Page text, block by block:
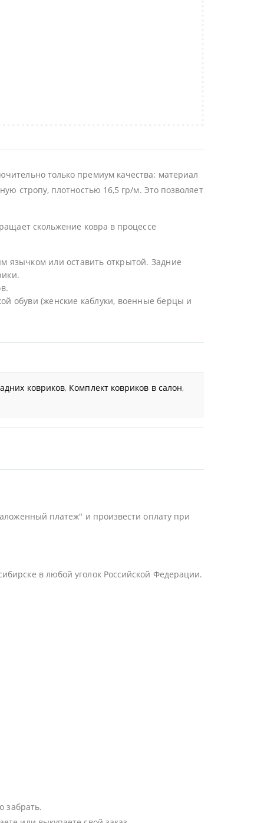
только премиум качества: материал
стропу, плотностью 16,5 гр/м. Это позволяет
скольжение ковра в процессе
язычком или оставить открытой. Задние
обуви (женские каблуки, военные берцы и
ковриков, Комплект ковриков в салон,
платеж" и произвести оплату при
в любой уголок Российской Федерации.
забрать.